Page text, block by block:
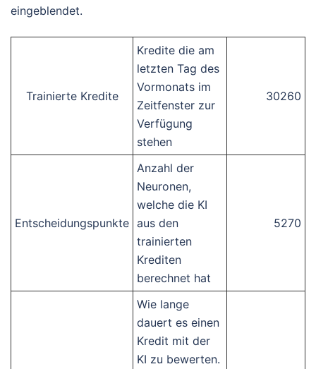
eingeblendet.
Trainierte Kredite
Kredite die am
letzten Tag des
Vormonats im
Zeitfenster zur
Verfügung
stehen
30260
Entscheidungspunkte
Anzahl der
Neuronen,
welche die KI
aus den
trainierten
Krediten
berechnet hat
5270
Wie lange
dauert es einen
Kredit mit der
KI zu bewerten.